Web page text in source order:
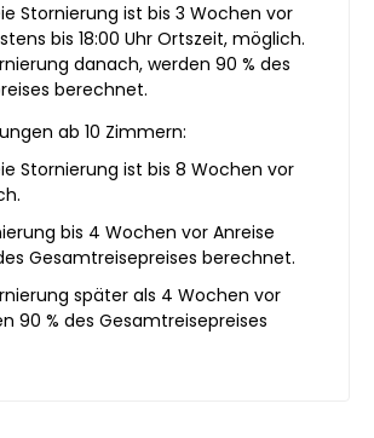
Stornierung ist bis 3 Wochen vor
bis 18:00 Uhr Ortszeit, möglich.
danach, werden 90 % des
berechnet.
ab 10 Zimmern:
Stornierung ist bis 8 Wochen vor
bis 4 Wochen vor Anreise
Gesamtreisepreises berechnet.
später als 4 Wochen vor
90 % des Gesamtreisepreises